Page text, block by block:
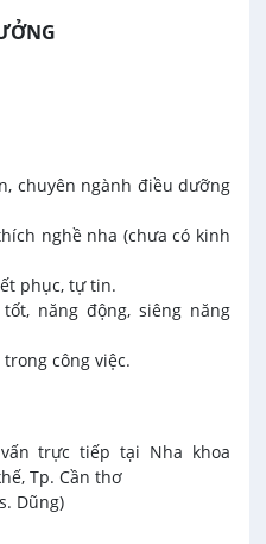
chuyên ngành điều dưỡng
nghề nha (chưa có kinh
phục, tự tin.
năng động, siêng năng
công việc.
trực tiếp tại Nha khoa
Tp. Cần thơ
Dũng)